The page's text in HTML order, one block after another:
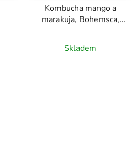
Kombucha mango a
marakuja, Bohemsca,
Skladem